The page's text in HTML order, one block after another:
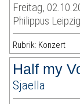
Freitag,
Philippus Leipzig
Rubrik: Konzert
Half my
Sjaella